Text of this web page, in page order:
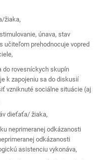
žiaka,
únava, stav
učiteľom prehodnocuje vopred
do rovesníckych skupín
k zapojeniu sa do diskusií
vzniknuté sociálne situácie (aj
dieťaťa/ žiaka,
neprimeranej odkázanosti
odkázanosti
asistenciu vykonáva,